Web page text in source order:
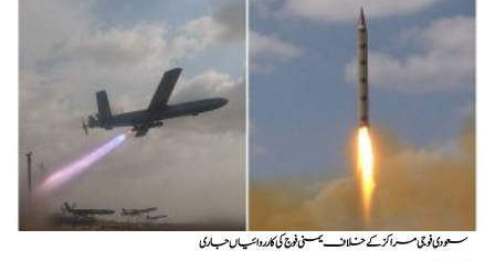
سعودی فوجی مراکز کے خلاف یمنی فوج کی کارروائیاں جاری